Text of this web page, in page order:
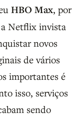
HBO Max, por
a Netflix invista
novos
de vários
importantes é
isso, serviços
sendo